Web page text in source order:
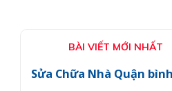
BÀI VIẾT MỚI NHẤT
Sửa Chữa Nhà Quận